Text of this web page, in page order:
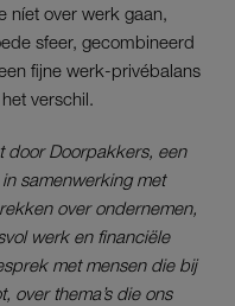
níet over werk gaan,
sfeer, gecombineerd
fijne werk-privébalans
verschil.
door Doorpakkers, een
samenwerking met
over ondernemen,
werk en financiële
met mensen die bij
over thema’s die ons